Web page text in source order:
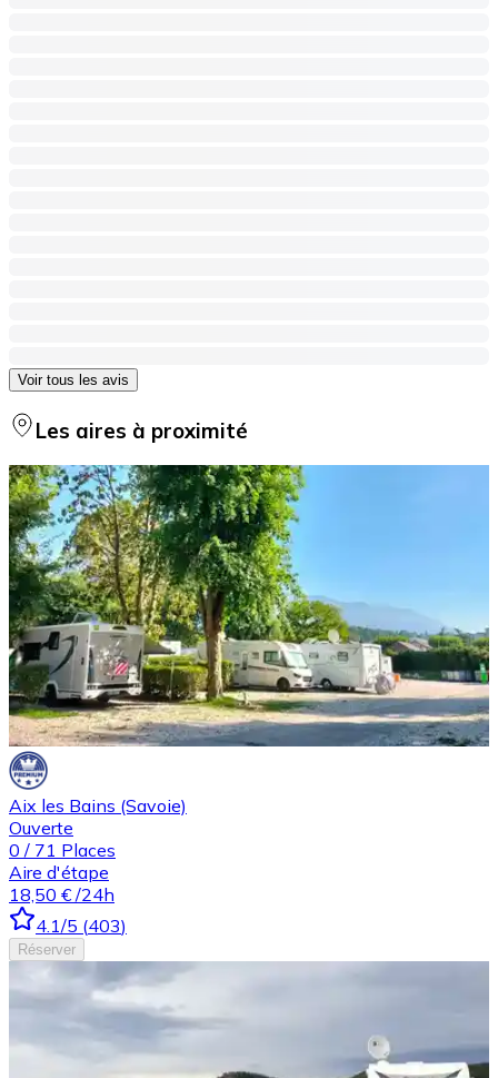
Voir tous les avis
Les aires à proximité
Aix les Bains (Savoie)
Ouverte
0 / 71 Places
Aire d'étape
18,50 € /24h
4.1/5 (403)
Réserver